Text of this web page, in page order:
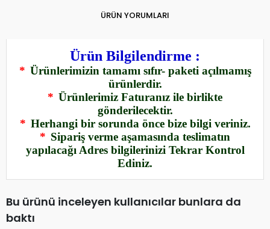
ÜRÜN YORUMLARI
Ürün Bilgilendirme :
* Ürünlerimizin tamamı sıfır- paketi açılmamış
ürünlerdir.
* Ürünlerimiz Faturanız ile birlikte
gönderilecektir.
* Herhangi bir sorunda önce bize bilgi veriniz.
* Sipariş verme aşamasında teslimatın
yapılacağı Adres bilgilerinizi Tekrar Kontrol
Ediniz.
Bu ürünü inceleyen kullanıcılar bunlara da
baktı